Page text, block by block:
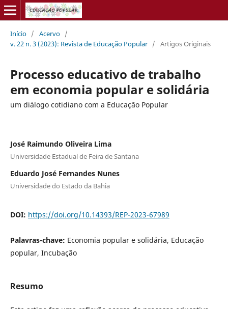
Início / Acervo /
v. 22 n. 3 (2023): Revista de Educação Popular / Artigos Originais
Processo educativo de trabalho
em economia popular e solidária
um diálogo cotidiano com a Educação Popular
José Raimundo Oliveira Lima
Universidade Estadual de Feira de Santana
Eduardo José Fernandes Nunes
Universidade do Estado da Bahia
DOI: https://doi.org/10.14393/REP-2023-67989
Palavras-chave: Economia popular e solidária, Educação
popular, Incubação
Resumo